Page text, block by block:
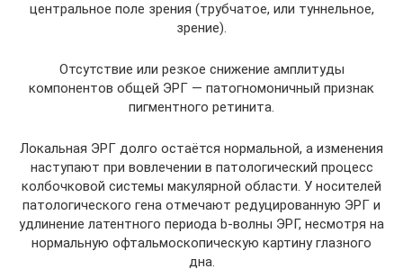
центральное поле зрения (трубчатое, или туннельное,
зрение).
Отсутствие или резкое снижение амплитуды
компонентов общей ЭРГ — патогномоничный признак
пигментного ретинита.
Локальная ЭРГ долго остаётся нормальной, а изменения
наступают при вовлечении в патологический процесс
колбочковой системы макулярной области. У носителей
патологического гена отмечают редуцированную ЭРГ и
удлинение латентного периода b-волны ЭРГ, несмотря на
нормальную офтальмоскопическую картину глазного
дна.